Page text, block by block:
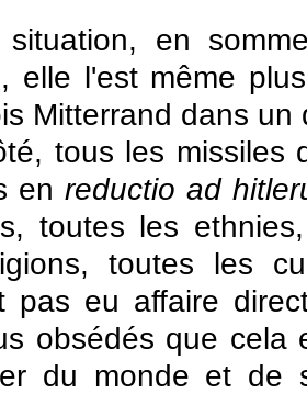
situation, en
elle l'est même
Mitterrand dans
tous les missiles
enreductio ad
toutes les
toutes les
pas eu affaire
obsédés que cela
du monde et de